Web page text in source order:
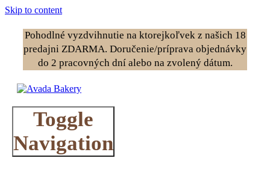
Skip to content
Pohodlné vyzdvihnutie na ktorejkoľvek z našich 18
predajni ZDARMA. Doručenie/príprava objednávky
do 2 pracovných dní alebo na zvolený dátum.
Toggle
Navigation